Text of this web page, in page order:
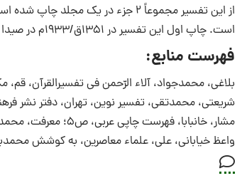
است. چاپ اول این تفسیر در ۱۳۵۱ق/۱۹۳۳م در صیدا (لبنان) انجام یافته است.
فهرست منابع:
بلاغی، محمدجواد، آلاء الرّحمن ‎فی ‎تفسیرالقرآن، قم، مکتبة ‎الوجدانی، جاهای مختلف.
شریعتی، محمدتقی، تفسیر نوین، تهران، دفتر نشر فرهنگ اسلامی، ۱۳۵۸ش،
مشار، خانبابا، فهرست چاپی عربی، ص۵؛ معرفت، محمدهادی، التمهید ‎فی‎ علوم ‎القرآن، قم، مهر، ۱۳۹۶ق، ۱/ید.
واعظ خیابانی، علی، علماء معاصرین، به کوشش محمدباقر